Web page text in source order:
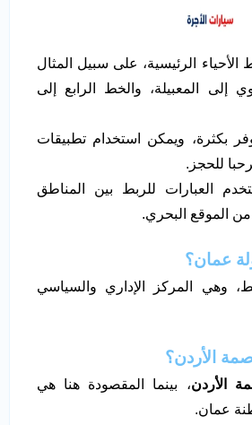
الأحياء الرئيسية، على سبيل المثال
إلى المعبيلة، والخط الرابع إلى
بكثرة، ويمكن استخدام تطبيقات
للحجز.
العبارات للربط بين المناطق
من الموقع البحري.
عمان؟
وهي المركز الإداري والسياسي
الأردن؟
الأردن، بينما المقصودة هنا هي
عمان.